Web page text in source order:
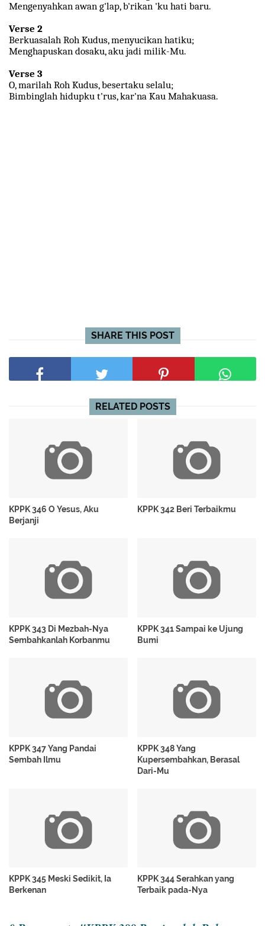
Mengenyahkan awan g'lap, b'rikan 'ku hati baru.
Verse 2
Berkuasalah Roh Kudus, menyucikan hatiku;
Menghapuskan dosaku, aku jadi milik-Mu.
Verse 3
O, marilah Roh Kudus, besertaku selalu;
Bimbinglah hidupku t'rus, kar'na Kau Mahakuasa.
SHARE THIS POST
RELATED POSTS
KPPK 346 O Yesus, Aku
Berjanji
KPPK 342 Beri Terbaikmu
KPPK 343 Di Mezbah-Nya
Sembahkanlah Korbanmu
KPPK 341 Sampai ke Ujung
Bumi
KPPK 347 Yang Pandai
Sembah Ilmu
KPPK 348 Yang
Kupersembahkan, Berasal
Dari-Mu
KPPK 345 Meski Sedikit, Ia
Berkenan
KPPK 344 Serahkan yang
Terbaik pada-Nya